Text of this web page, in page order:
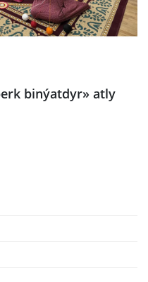
binýatdyr» atly